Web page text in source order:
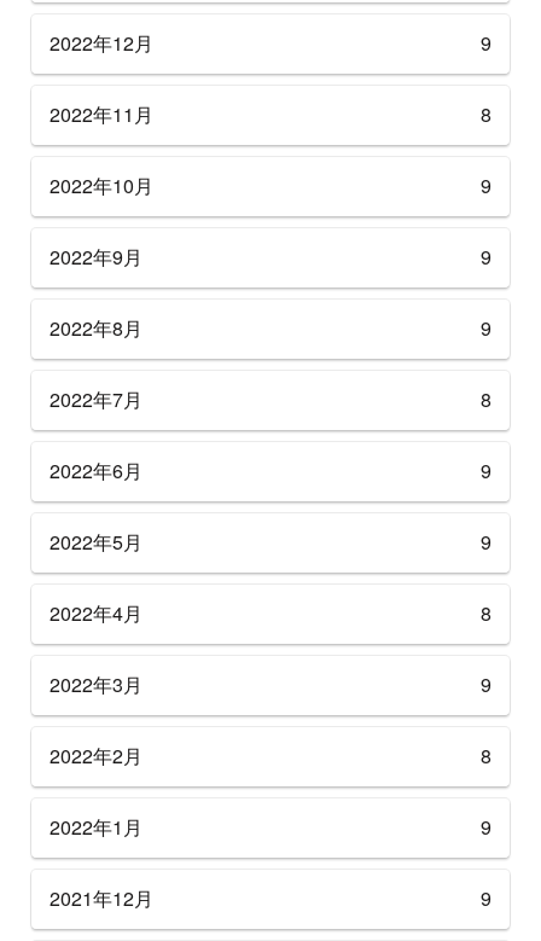
2022年12月 9
2022年11月 8
2022年10月 9
2022年9月 9
2022年8月 9
2022年7月 8
2022年6月 9
2022年5月 9
2022年4月 8
2022年3月 9
2022年2月 8
2022年1月 9
2021年12月 9